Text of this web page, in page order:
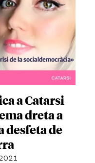
a Catarsi
dreta a
desfeta de